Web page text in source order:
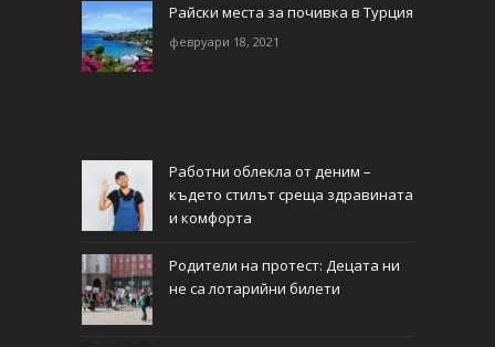
Райски места за почивка в Турция
февруари 18, 2021
Работни облекла от деним –
където стилът среща здравината
и комфорта
Родители на протест: Децата ни
не са лотарийни билети